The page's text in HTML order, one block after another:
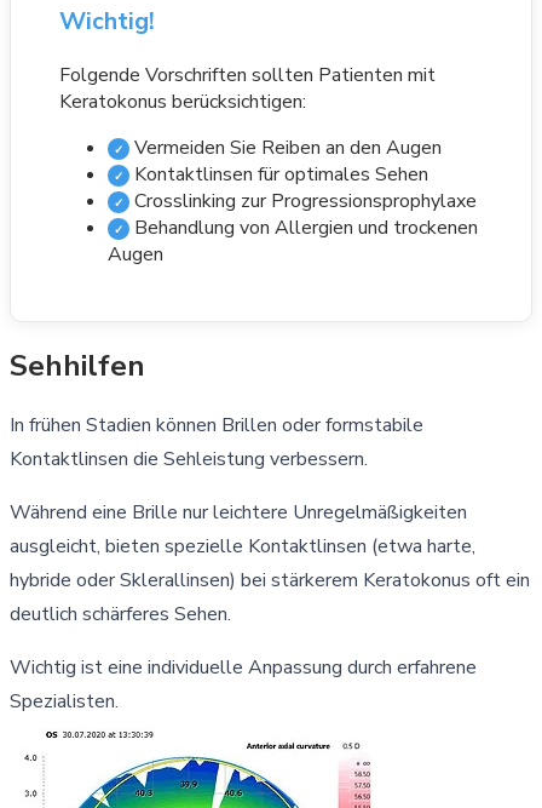
Wichtig!
Folgende Vorschriften sollten Patienten mit
Keratokonus berücksichtigen:
✓ Vermeiden Sie Reiben an den Augen
✓ Kontaktlinsen für optimales Sehen
✓ Crosslinking zur Progressionsprophylaxe
✓
Behandlung von Allergien und trockenen
Augen
Sehhilfen
In frühen Stadien können Brillen oder formstabile
Kontaktlinsen die Sehleistung verbessern.
Während eine Brille nur leichtere Unregelmäßigkeiten
ausgleicht, bieten spezielle Kontaktlinsen (etwa harte,
hybride oder Sklerallinsen) bei stärkerem Keratokonus oft ein
deutlich schärferes Sehen.
Wichtig ist eine individuelle Anpassung durch erfahrene
Spezialisten.